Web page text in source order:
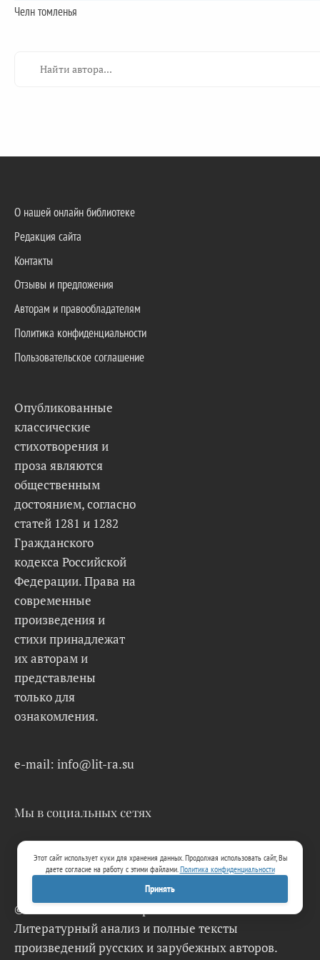
Челн томленья
О нашей онлайн библиотеке
Редакция сайта
Контакты
Отзывы и предложения
Авторам и правообладателям
Политика конфиденциальности
Пользовательское соглашение
Опубликованные
классические
стихотворения и
проза являются
общественным
достоянием, согласно
статей 1281 и 1282
Гражданского
кодекса Российской
Федерации. Права на
современные
произведения и
стихи принадлежат
их авторам и
представлены
только для
ознакомления.
e-mail: info@lit-ra.su
Мы в социальных сетях
© 2026 Lit-Ra.su. Электронная библиотека.
Литературный анализ и полные тексты
произведений русских и зарубежных авторов.
Этот сайт использует куки для хранения данных. Продолжая использовать сайт, Вы
даете согласие на работу с этими файлами.Политика конфиденциальности
Принять